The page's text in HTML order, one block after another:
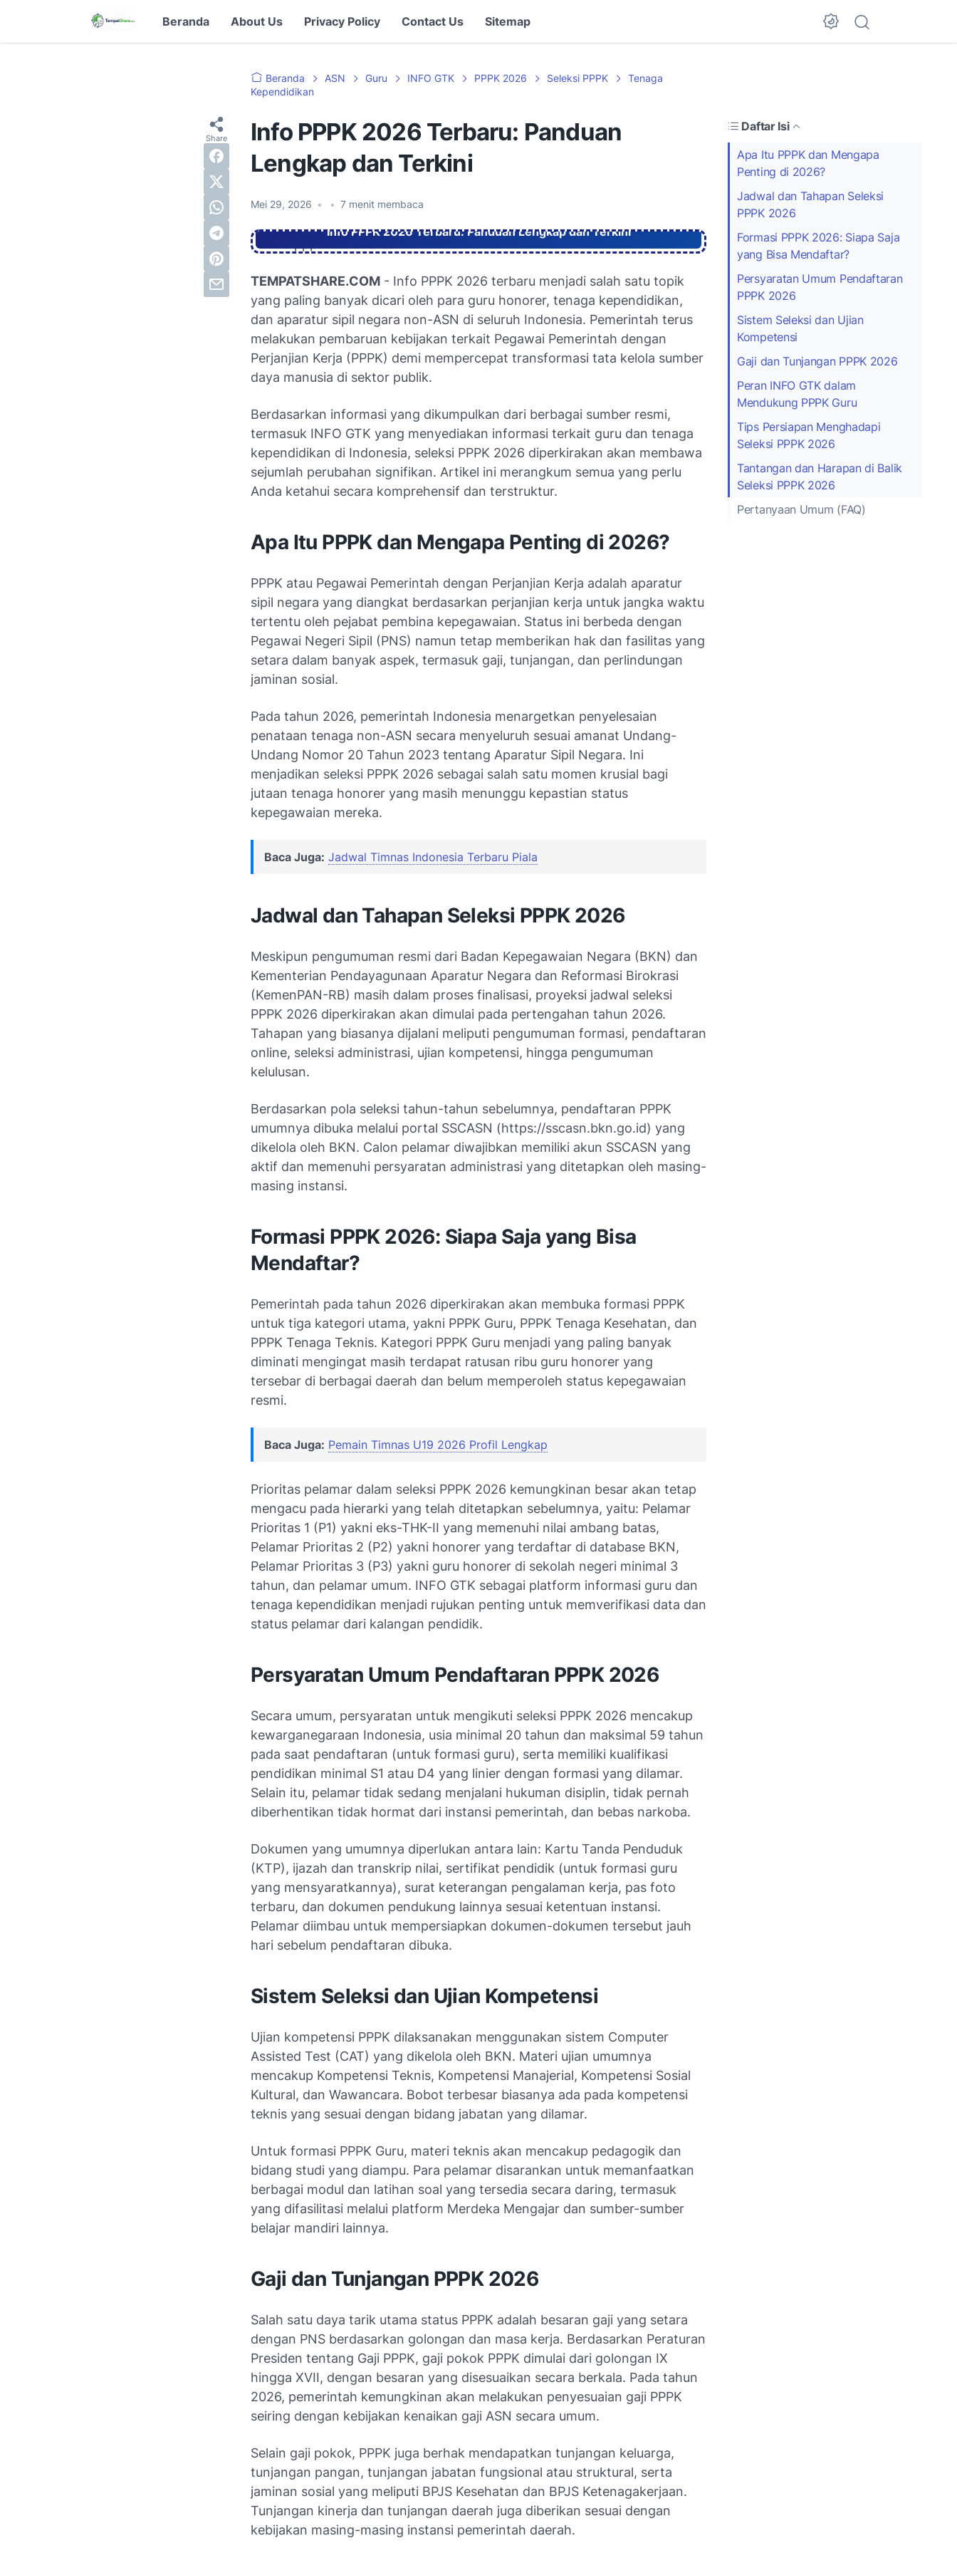
Beranda About Us Privacy Policy Contact Us Sitemap
Dark Mode
Beranda ASN Guru INFO GTK PPPK 2026 Seleksi PPPK
Tenaga
Kependidikan
Info PPPK 2026 Terbaru: Panduan
Lengkap dan Terkini
Mei 29, 2026 • • 7 menit membaca
Daftar Isi
Apa Itu PPPK dan Mengapa
Penting di 2026?
Jadwal dan Tahapan Seleksi
PPPK 2026
Formasi PPPK 2026: Siapa Saja
yang Bisa Mendaftar?
Persyaratan Umum Pendaftaran
PPPK 2026
Sistem Seleksi dan Ujian
Kompetensi
Gaji dan Tunjangan PPPK 2026
Peran INFO GTK dalam
Mendukung PPPK Guru
Tips Persiapan Menghadapi
Seleksi PPPK 2026
Tantangan dan Harapan di Balik
Seleksi PPPK 2026
Pertanyaan Umum (FAQ)
Info PPPK 2026 Terbaru: Panduan Lengkap dan Terkini
TEMPATSHARE.COM - Info PPPK 2026 terbaru menjadi salah satu topik
yang paling banyak dicari oleh para guru honorer, tenaga kependidikan,
dan aparatur sipil negara non-ASN di seluruh Indonesia. Pemerintah terus
melakukan pembaruan kebijakan terkait Pegawai Pemerintah dengan
Perjanjian Kerja (PPPK) demi mempercepat transformasi tata kelola sumber
daya manusia di sektor publik.
Berdasarkan informasi yang dikumpulkan dari berbagai sumber resmi,
termasuk INFO GTK yang menyediakan informasi terkait guru dan tenaga
kependidikan di Indonesia, seleksi PPPK 2026 diperkirakan akan membawa
sejumlah perubahan signifikan. Artikel ini merangkum semua yang perlu
Anda ketahui secara komprehensif dan terstruktur.
Apa Itu PPPK dan Mengapa Penting di 2026?
PPPK atau Pegawai Pemerintah dengan Perjanjian Kerja adalah aparatur
sipil negara yang diangkat berdasarkan perjanjian kerja untuk jangka waktu
tertentu oleh pejabat pembina kepegawaian. Status ini berbeda dengan
Pegawai Negeri Sipil (PNS) namun tetap memberikan hak dan fasilitas yang
setara dalam banyak aspek, termasuk gaji, tunjangan, dan perlindungan
jaminan sosial.
Pada tahun 2026, pemerintah Indonesia menargetkan penyelesaian
penataan tenaga non-ASN secara menyeluruh sesuai amanat Undang-
Undang Nomor 20 Tahun 2023 tentang Aparatur Sipil Negara. Ini
menjadikan seleksi PPPK 2026 sebagai salah satu momen krusial bagi
jutaan tenaga honorer yang masih menunggu kepastian status
kepegawaian mereka.
Baca Juga: Jadwal Timnas Indonesia Terbaru Piala
Jadwal dan Tahapan Seleksi PPPK 2026
Meskipun pengumuman resmi dari Badan Kepegawaian Negara (BKN) dan
Kementerian Pendayagunaan Aparatur Negara dan Reformasi Birokrasi
(KemenPAN-RB) masih dalam proses finalisasi, proyeksi jadwal seleksi
PPPK 2026 diperkirakan akan dimulai pada pertengahan tahun 2026.
Tahapan yang biasanya dijalani meliputi pengumuman formasi, pendaftaran
online, seleksi administrasi, ujian kompetensi, hingga pengumuman
kelulusan.
Berdasarkan pola seleksi tahun-tahun sebelumnya, pendaftaran PPPK
umumnya dibuka melalui portal SSCASN (https://sscasn.bkn.go.id) yang
dikelola oleh BKN. Calon pelamar diwajibkan memiliki akun SSCASN yang
aktif dan memenuhi persyaratan administrasi yang ditetapkan oleh masing-
masing instansi.
Formasi PPPK 2026: Siapa Saja yang Bisa
Mendaftar?
Pemerintah pada tahun 2026 diperkirakan akan membuka formasi PPPK
untuk tiga kategori utama, yakni PPPK Guru, PPPK Tenaga Kesehatan, dan
PPPK Tenaga Teknis. Kategori PPPK Guru menjadi yang paling banyak
diminati mengingat masih terdapat ratusan ribu guru honorer yang
tersebar di berbagai daerah dan belum memperoleh status kepegawaian
resmi.
Baca Juga: Pemain Timnas U19 2026 Profil Lengkap
Prioritas pelamar dalam seleksi PPPK 2026 kemungkinan besar akan tetap
mengacu pada hierarki yang telah ditetapkan sebelumnya, yaitu: Pelamar
Prioritas 1 (P1) yakni eks-THK-II yang memenuhi nilai ambang batas,
Pelamar Prioritas 2 (P2) yakni honorer yang terdaftar di database BKN,
Pelamar Prioritas 3 (P3) yakni guru honorer di sekolah negeri minimal 3
tahun, dan pelamar umum. INFO GTK sebagai platform informasi guru dan
tenaga kependidikan menjadi rujukan penting untuk memverifikasi data dan
status pelamar dari kalangan pendidik.
Persyaratan Umum Pendaftaran PPPK 2026
Secara umum, persyaratan untuk mengikuti seleksi PPPK 2026 mencakup
kewarganegaraan Indonesia, usia minimal 20 tahun dan maksimal 59 tahun
pada saat pendaftaran (untuk formasi guru), serta memiliki kualifikasi
pendidikan minimal S1 atau D4 yang linier dengan formasi yang dilamar.
Selain itu, pelamar tidak sedang menjalani hukuman disiplin, tidak pernah
diberhentikan tidak hormat dari instansi pemerintah, dan bebas narkoba.
Dokumen yang umumnya diperlukan antara lain: Kartu Tanda Penduduk
(KTP), ijazah dan transkrip nilai, sertifikat pendidik (untuk formasi guru
yang mensyaratkannya), surat keterangan pengalaman kerja, pas foto
terbaru, dan dokumen pendukung lainnya sesuai ketentuan instansi.
Pelamar diimbau untuk mempersiapkan dokumen-dokumen tersebut jauh
hari sebelum pendaftaran dibuka.
Sistem Seleksi dan Ujian Kompetensi
Ujian kompetensi PPPK dilaksanakan menggunakan sistem Computer
Assisted Test (CAT) yang dikelola oleh BKN. Materi ujian umumnya
mencakup Kompetensi Teknis, Kompetensi Manajerial, Kompetensi Sosial
Kultural, dan Wawancara. Bobot terbesar biasanya ada pada kompetensi
teknis yang sesuai dengan bidang jabatan yang dilamar.
Untuk formasi PPPK Guru, materi teknis akan mencakup pedagogik dan
bidang studi yang diampu. Para pelamar disarankan untuk memanfaatkan
berbagai modul dan latihan soal yang tersedia secara daring, termasuk
yang difasilitasi melalui platform Merdeka Mengajar dan sumber-sumber
belajar mandiri lainnya.
Gaji dan Tunjangan PPPK 2026
Salah satu daya tarik utama status PPPK adalah besaran gaji yang setara
dengan PNS berdasarkan golongan dan masa kerja. Berdasarkan Peraturan
Presiden tentang Gaji PPPK, gaji pokok PPPK dimulai dari golongan IX
hingga XVII, dengan besaran yang disesuaikan secara berkala. Pada tahun
2026, pemerintah kemungkinan akan melakukan penyesuaian gaji PPPK
seiring dengan kebijakan kenaikan gaji ASN secara umum.
Selain gaji pokok, PPPK juga berhak mendapatkan tunjangan keluarga,
tunjangan pangan, tunjangan jabatan fungsional atau struktural, serta
jaminan sosial yang meliputi BPJS Kesehatan dan BPJS Ketenagakerjaan.
Tunjangan kinerja dan tunjangan daerah juga diberikan sesuai dengan
kebijakan masing-masing instansi pemerintah daerah.